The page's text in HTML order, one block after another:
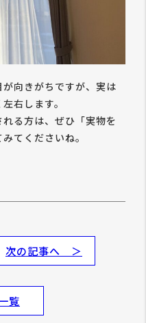
向きがちですが、実は
右します。
る方は、ぜひ「実物を
てくださいね。
次の記事へ ＞
覧